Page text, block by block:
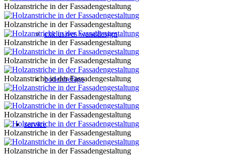
exklusives wanddesign
bodenbeläge
service
Holzanstriche in der Fassadengestaltung
Holzanstriche in der Fassadengestaltung
Holzanstriche in der Fassadengestaltung
Holzanstriche in der Fassadengestaltung
Holzanstriche in der Fassadengestaltung
Holzanstriche in der Fassadengestaltung
Holzanstriche in der Fassadengestaltung
Holzanstriche in der Fassadengestaltung
Holzanstriche in der Fassadengestaltung